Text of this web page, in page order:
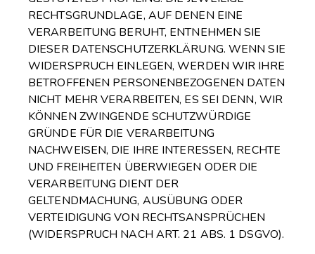
RECHTSGRUNDLAGE, AUF DENEN EINE
VERARBEITUNG BERUHT, ENTNEHMEN SIE
DIESER DATENSCHUTZERKLÄRUNG. WENN SIE
WIDERSPRUCH EINLEGEN, WERDEN WIR IHRE
BETROFFENEN PERSONENBEZOGENEN DATEN
NICHT MEHR VERARBEITEN, ES SEI DENN, WIR
KÖNNEN ZWINGENDE SCHUTZWÜRDIGE
GRÜNDE FÜR DIE VERARBEITUNG
NACHWEISEN, DIE IHRE INTERESSEN, RECHTE
UND FREIHEITEN ÜBERWIEGEN ODER DIE
VERARBEITUNG DIENT DER
GELTENDMACHUNG, AUSÜBUNG ODER
VERTEIDIGUNG VON RECHTSANSPRÜCHEN
(WIDERSPRUCH NACH ART. 21 ABS. 1 DSGVO).